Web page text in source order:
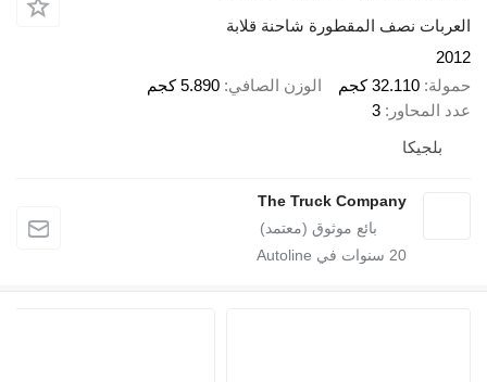
العربات نصف المقطورة شاحنة قلابة
2012
حمولة 32.110 كجم الوزن الصافي 5.890 كجم
عدد المحاور
3
بلجيكا
The Truck Company
20 سنوات في Autoline